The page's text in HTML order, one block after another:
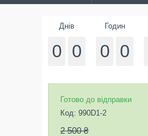
Днів
0 0
Годин
0 0
Готово до відправки
Код: 990D1-2
2 500 ₴